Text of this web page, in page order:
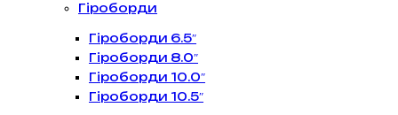
Гіроборди
Гіроборди 6.5″
Гіроборди 8.0″
Гіроборди 10.0″
Гіроборди 10.5″